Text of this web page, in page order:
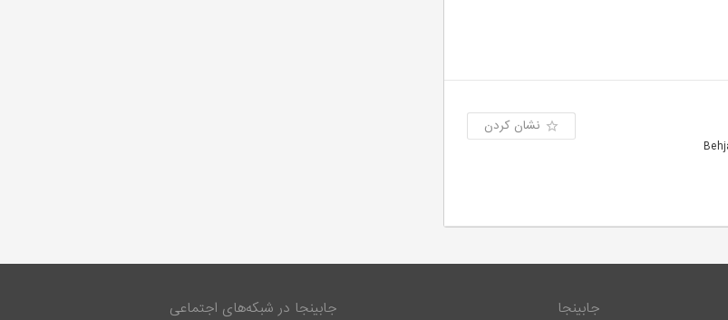
نشان کردن
جابینجا جابینجا در شبکه‌های اجتماعی